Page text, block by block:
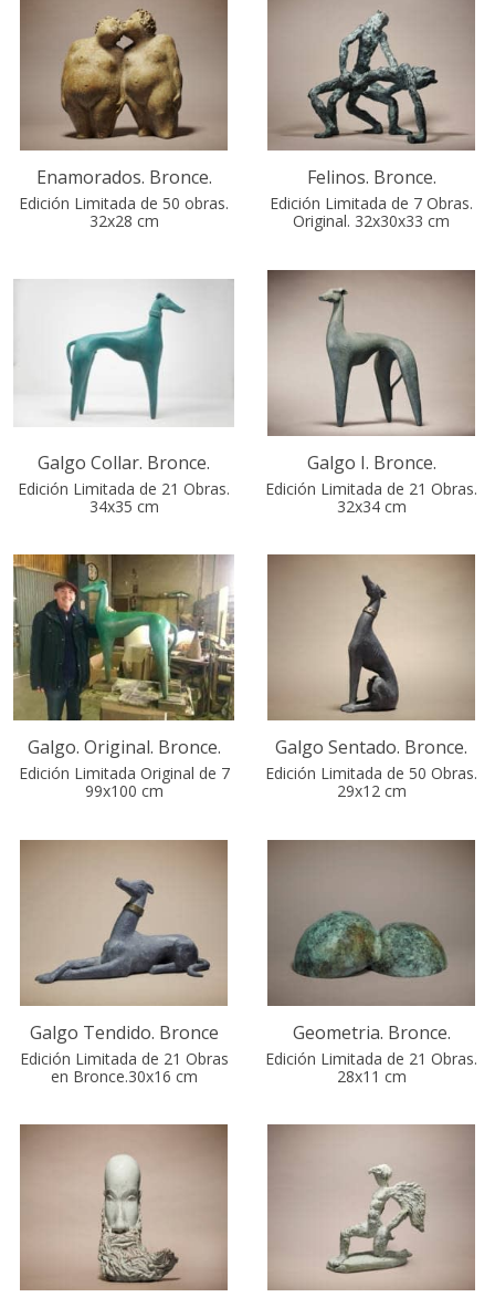
Enamorados. Bronce.
Edición Limitada de 50 obras.
32x28 cm
Felinos. Bronce.
Edición Limitada de 7 Obras.
Original. 32x30x33 cm
Galgo Collar. Bronce.
Edición Limitada de 21 Obras.
34x35 cm
Galgo I. Bronce.
Edición Limitada de 21 Obras.
32x34 cm
Galgo. Original. Bronce.
Edición Limitada Original de 7
99x100 cm
Galgo Sentado. Bronce.
Edición Limitada de 50 Obras.
29x12 cm
Galgo Tendido. Bronce
Edición Limitada de 21 Obras
en Bronce.30x16 cm
Geometria. Bronce.
Edición Limitada de 21 Obras.
28x11 cm